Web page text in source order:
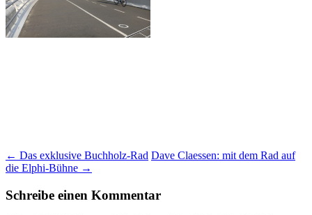
Beitragsnavigation
← Das exklusive Buchholz-Rad Dave Claessen: mit dem Rad auf
die Elphi-Bühne →
Schreibe einen Kommentar